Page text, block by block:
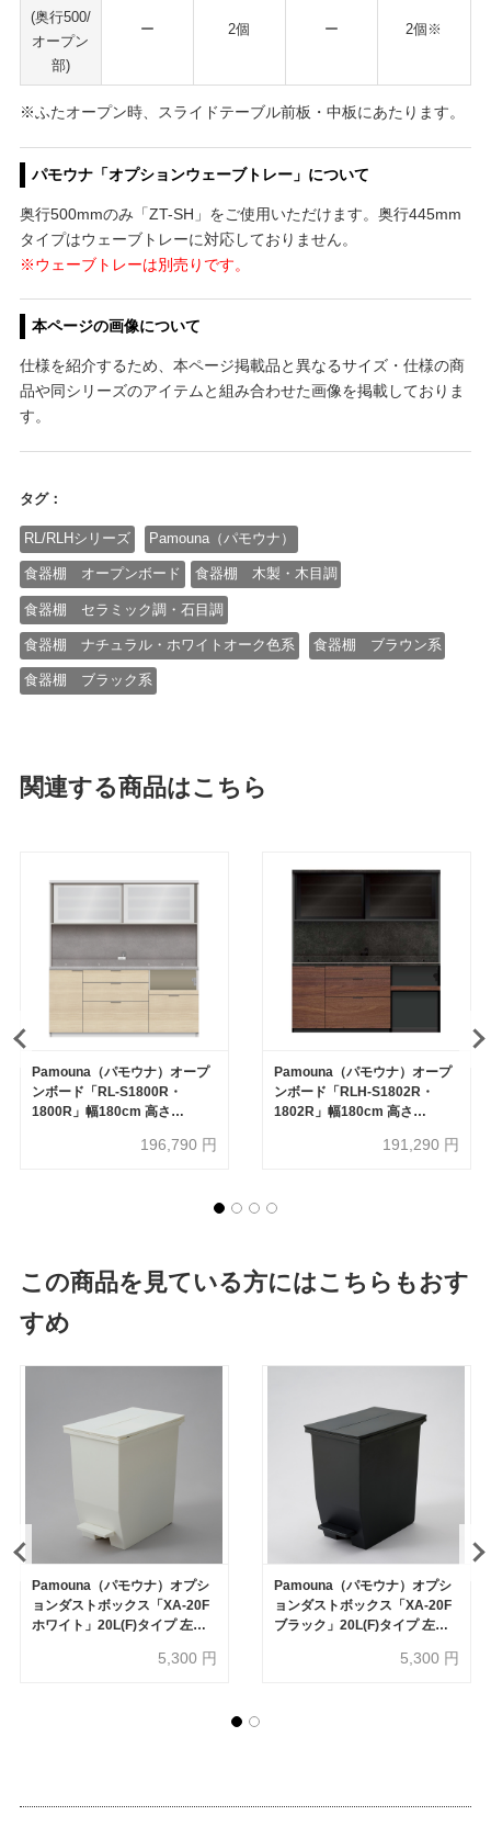
(奥行500/
オープン
部)
ー 2個 ー 2個※
※ふたオープン時、スライドテーブル前板・中板にあたります。
パモウナ「オプションウェーブトレー」について
奥行500mmのみ「ZT-SH」をご使用いただけます。奥行445mm
タイプはウェーブトレーに対応しておりません。
※ウェーブトレーは別売りです。
本ページの画像について
仕様を紹介するため、本ページ掲載品と異なるサイズ・仕様の商
品や同シリーズのアイテムと組み合わせた画像を掲載しておりま
す。
タグ：
RL/RLHシリーズ Pamouna（パモウナ）
食器棚 オープンボード 食器棚 木製・木目調
食器棚 セラミック調・石目調
食器棚 ナチュラル・ホワイトオーク色系 食器棚 ブラウン系
食器棚 ブラック系
関連する商品はこちら
Pamouna（パモウナ）オープ
ンボード「RL-S1800R・
1800R」幅180cm 高さ
（44.5cm・50cm）下台引出
196,790 円
Pamouna（パモウナ）オープ
ンボード「RLH-S1802R・
1802R」幅180cm 高さ
（44.5cm・50cm）全4色
191,290 円
この商品を見ている方にはこちらもおす
すめ
Pamouna（パモウナ）オプシ
ョンダストボックス「XA-20F
ホワイト」20L(F)タイプ 左右
5,300 円
Pamouna（パモウナ）オプシ
ョンダストボックス「XA-20F
ブラック」20L(F)タイプ 左右
5,300 円